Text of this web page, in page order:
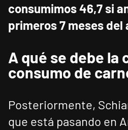
consumimos 46,7 si
primeros 7 meses del
A qué se debe la
consumo de
Posteriormente,
que está pasando en